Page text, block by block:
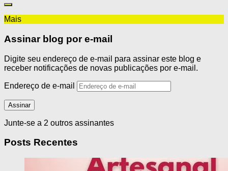
Mais
Assinar blog por e-mail
Digite seu endereço de e-mail para assinar este blog e
receber notificações de novas publicações por e-mail.
Endereço de e-mail
Assinar
Junte-se a 2 outros assinantes
Posts Recentes